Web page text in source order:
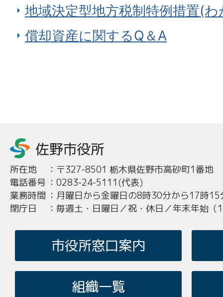
地域決定型地方税制特例措置(
償却資産に関するQ＆A
所在地 ： 〒327-8501 栃木県佐野市高砂町1番地
電話番号 ： 0283-24-5111(代表)
業務時間 ： 月曜日から金曜日の8時30分から17時15
閉庁日
： 毎週土・日曜日／祝・休日／年末年始
市役所窓口案内
組織一覧